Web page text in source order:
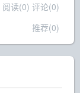
阅读(0) 评论(0)
推荐(0)